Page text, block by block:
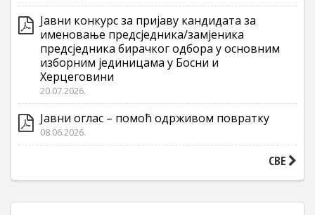
Јавни конкурс за пријаву кандидата за
именовање предсједника/замјеника
предсједника бирачког одбора у основним
изборним јединицама у Босни и
Херцеговини
20.07.2026.
Јавни оглас – помоћ одрживом повратку
08.06.2026.
СВЕ